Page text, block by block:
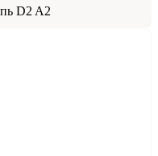
D2 A2